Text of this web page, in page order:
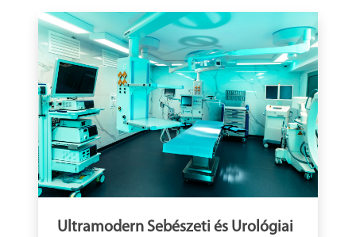
Ultramodern Sebészeti és Urológiai